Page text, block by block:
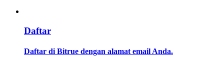
Daftar
Daftar di Bitrue dengan alamat email Anda.